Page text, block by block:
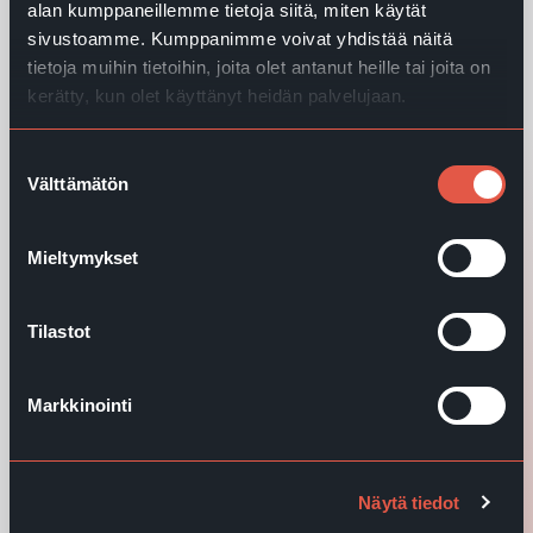
alan kumppaneillemme tietoja siitä, miten käytät
sivustoamme. Kumppanimme voivat yhdistää näitä
tietoja muihin tietoihin, joita olet antanut heille tai joita on
kerätty, kun olet käyttänyt heidän palvelujaan.
valinta
Välttämätön
Mieltymykset
Tilastot
Markkinointi
Näytä tiedot
2025
EWQ:n vuoden 2025 vastuullisuusraportti
esittelee keskeiset ESG-toimet, kehityksen ja
mittarit VSME-standardin mukaisesti.
Lämmin toukokuinen ilta toi ihmiset